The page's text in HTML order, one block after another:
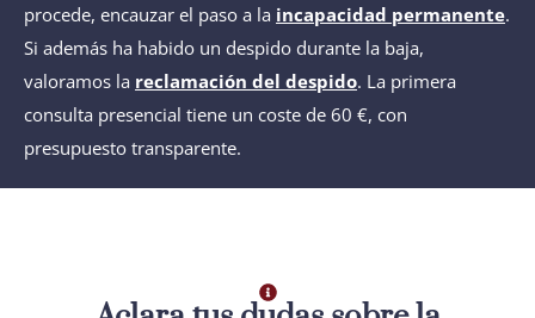
procede, encauzar el paso a la incapacidad permanente.
Si además ha habido un despido durante la baja,
valoramos la reclamación del despido. La primera
consulta presencial tiene un coste de 60 €, con
presupuesto transparente.